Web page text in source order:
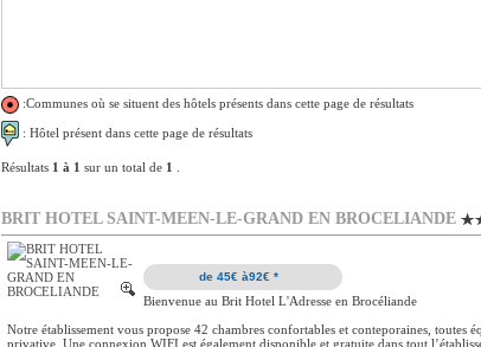
:Communes où se situent des hôtels présents dans cette page de résultats
: Hôtel présent dans cette page de résultats
Résultats 1 à 1 sur un total de 1
BRIT HOTEL SAINT-MEEN-LE-GRAND EN BROCELIANDE
de 45€ à92€ *
Bienvenue au Brit Hotel L'Adresse en Brocéliande
Notre établissement vous propose 42 chambres confortables et conteporaines, toutes
privative. Une connexion WIFI est également disponible et gratuite dans tout